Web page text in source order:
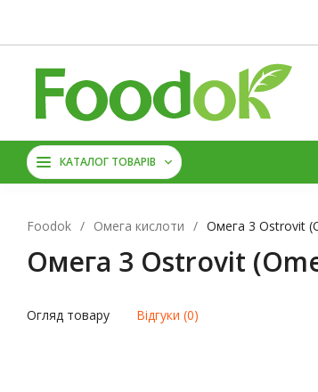
КАТАЛОГ ТОВАРІВ
Foodok / Омега кислоти / Омега 3 Ostrovit
Омега 3 Ostrovit
Огляд товару Відгуки (0)